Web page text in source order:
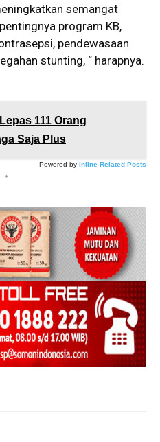
semangat
program KB,
pendewasaan
stunting, “ harapnya.
111 Orang
Saja Plus
Powered by Inline Related Posts
*